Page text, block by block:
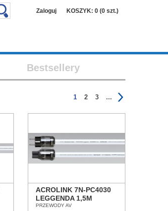
Zaloguj KOSZYK: 0 (0 szt.)
Bestsellery
1 2 3 ...
ACROLINK 7N-PC4030
LEGGENDA 1,5M
KABEL ZASILAJĄCY
PRZEWODY AV